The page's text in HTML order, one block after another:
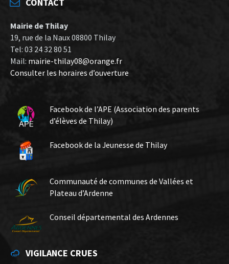
Mairie de Thilay
19, rue de la Naux 08800 Thilay
Tel: 03 24 32 80 51
Mail: mairie-thilay08@orange.fr
Consulter les horaires d’ouverture
Facebook de l’APE (Association des parents
d’élèves de Thilay)
Facebook de la Jeunesse de Thilay
Communauté de communes de Vallées et
Plateau d’Ardenne
Conseil départemental des Ardennes
VIGILANCE CRUES